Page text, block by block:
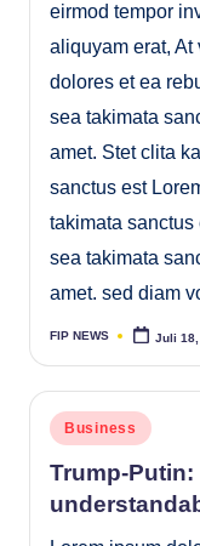
eirmod tempor
aliquyam erat, At
dolores et ea
sea takimata
amet. Stet clita
sanctus est
takimata sanctus
sea takimata
amet. sed diam
Posted
FIP NEWS Juli
Posted
Business
Trump-